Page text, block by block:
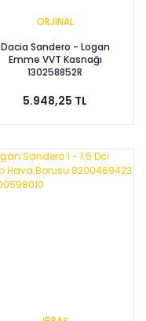
ORJİNAL
Dacia Sandero - Logan
Emme VVT Kasnağı
130258852R
5.948,25 TL